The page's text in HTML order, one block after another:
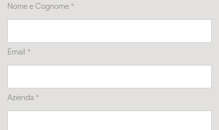
Nome e Cognome *
Email *
Azienda *